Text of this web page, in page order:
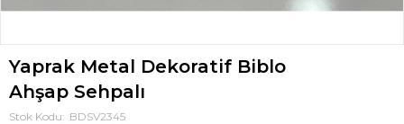
Yaprak Metal Dekoratif Biblo
Ahşap Sehpalı
Stok Kodu
BDSV2345